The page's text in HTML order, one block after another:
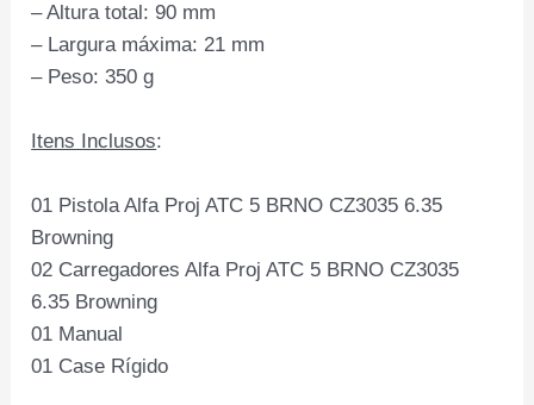
– Altura total: 90 mm
– Largura máxima: 21 mm
– Peso: 350 g
Itens Inclusos:
01 Pistola Alfa Proj ATC 5 BRNO CZ3035 6.35
Browning
02 Carregadores Alfa Proj ATC 5 BRNO CZ3035
6.35 Browning
01 Manual
01 Case Rígido